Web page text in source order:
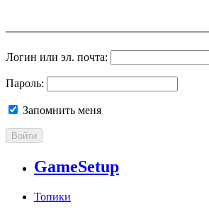
Логин или эл. почта:
Пароль:
Запомнить меня
Войти
GameSetup
Топики